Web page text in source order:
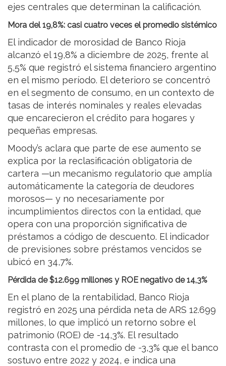
ejes centrales que determinan la calificación.
Mora del 19,8%: casi cuatro veces el promedio sistémico
El indicador de morosidad de Banco Rioja
alcanzó el 19,8% a diciembre de 2025, frente al
5,5% que registró el sistema financiero argentino
en el mismo período. El deterioro se concentró
en el segmento de consumo, en un contexto de
tasas de interés nominales y reales elevadas
que encarecieron el crédito para hogares y
pequeñas empresas.
Moody’s aclara que parte de ese aumento se
explica por la reclasificación obligatoria de
cartera —un mecanismo regulatorio que amplía
automáticamente la categoría de deudores
morosos— y no necesariamente por
incumplimientos directos con la entidad, que
opera con una proporción significativa de
préstamos a código de descuento. El indicador
de previsiones sobre préstamos vencidos se
ubicó en 34,7%.
Pérdida de $12.699 millones y ROE negativo de 14,3%
En el plano de la rentabilidad, Banco Rioja
registró en 2025 una pérdida neta de ARS 12.699
millones, lo que implicó un retorno sobre el
patrimonio (ROE) de -14,3%. El resultado
contrasta con el promedio de -3,3% que el banco
sostuvo entre 2022 y 2024, e indica una